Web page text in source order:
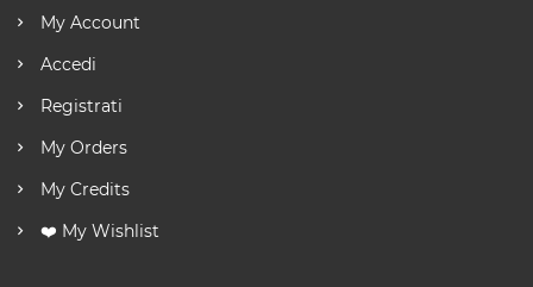
My Account
Accedi
Registrati
My Orders
My Credits
❤️ My Wishlist